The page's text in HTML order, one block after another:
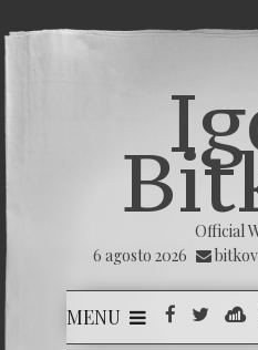
Official
6 agosto 2026
MENU